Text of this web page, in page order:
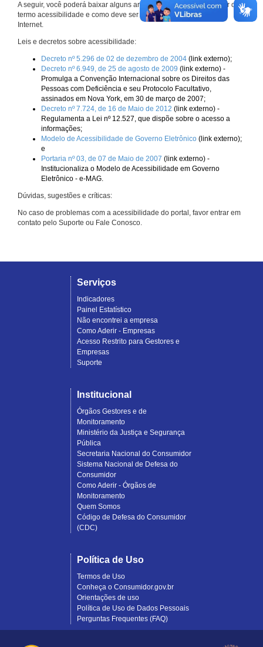
A seguir, você poderá baixar alguns arquivos que explicam melhor o
termo acessibilidade e como deve ser implementado nos sites da
Internet.
Leis e decretos sobre acessibilidade:
Decreto nº 5.296 de 02 de dezembro de 2004 (link externo);
Decreto nº 6.949, de 25 de agosto de 2009 (link externo) -
Promulga a Convenção Internacional sobre os Direitos das
Pessoas com Deficiência e seu Protocolo Facultativo,
assinados em Nova York, em 30 de março de 2007;
Decreto nº 7.724, de 16 de Maio de 2012 (link externo) -
Regulamenta a Lei nº 12.527, que dispõe sobre o acesso a
informações;
Modelo de Acessibilidade de Governo Eletrônico (link externo);
e
Portaria nº 03, de 07 de Maio de 2007 (link externo) -
Institucionaliza o Modelo de Acessibilidade em Governo
Eletrônico - e-MAG.
Dúvidas, sugestões e críticas:
No caso de problemas com a acessibilidade do portal, favor entrar em
contato pelo Suporte ou Fale Conosco.
Serviços
Indicadores
Painel Estatístico
Não encontrei a empresa
Como Aderir - Empresas
Acesso Restrito para Gestores e
Empresas
Suporte
Institucional
Órgãos Gestores e de
Monitoramento
Ministério da Justiça e Segurança
Pública
Secretaria Nacional do Consumidor
Sistema Nacional de Defesa do
Consumidor
Como Aderir - Órgãos de
Monitoramento
Quem Somos
Código de Defesa do Consumidor
(CDC)
Política de Uso
Termos de Uso
Conheça o Consumidor.gov.br
Orientações de uso
Política de Uso de Dados Pessoais
Perguntas Frequentes (FAQ)